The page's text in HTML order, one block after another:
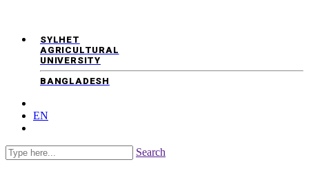
SYLHET
AGRICULTURAL
UNIVERSITY
BANGLADESH
EN
Search